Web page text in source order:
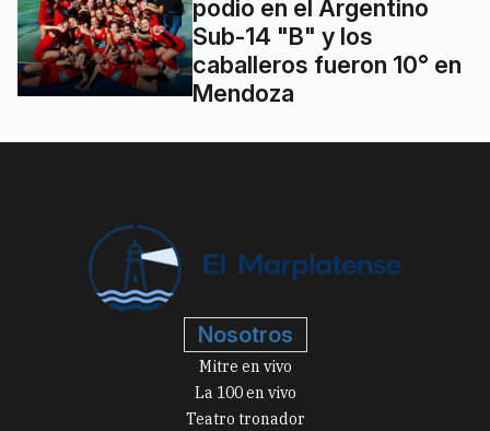
podio en el Argentino
Sub-14 "B" y los
caballeros fueron 10° en
Mendoza
Nosotros
Mitre en vivo
La 100 en vivo
Teatro tronador